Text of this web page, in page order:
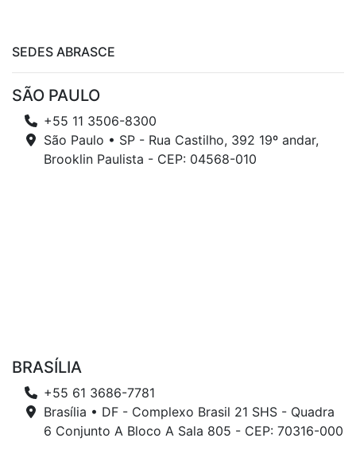
SEDES ABRASCE
SÃO PAULO
+55 11 3506-8300
São Paulo • SP - Rua Castilho, 392 19º andar,
Brooklin Paulista - CEP: 04568-010
BRASÍLIA
+55 61 3686-7781
Brasília • DF - Complexo Brasil 21 SHS - Quadra
6 Conjunto A Bloco A Sala 805 - CEP: 70316-000